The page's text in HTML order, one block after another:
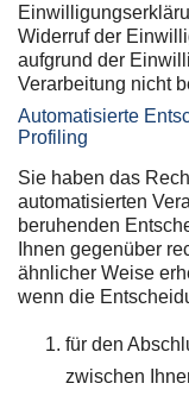
Widerruf der
aufgrund der
Verarbeitung nicht
Automatisierte
Profiling
Sie haben das
automatisierten
beruhenden
Ihnen gegenüber
ähnlicher Weise
wenn die
für den
zwischen